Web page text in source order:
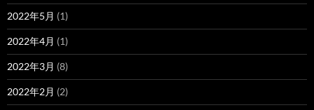
2022年5月 (1)
2022年4月 (1)
2022年3月 (8)
2022年2月 (2)